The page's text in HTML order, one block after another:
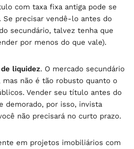
com taxa fixa antiga pode se
precisar vendê-lo antes do
secundário, talvez tenha que
por menos do que vale).
liquidez. O mercado secundário
mas não é tão robusto quanto o
Vender seu título antes do
demorado, por isso, invista
não precisará no curto prazo.
em projetos imobiliários com